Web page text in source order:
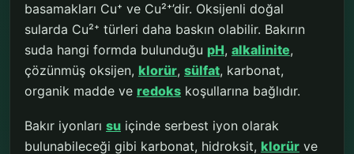
basamakları Cu⁺ ve Cu²⁺’dir. Oksijenli doğal
sularda Cu²⁺ türleri daha baskın olabilir. Bakırın
suda hangi formda bulunduğu pH, alkalinite,
çözünmüş oksijen, klorür, sülfat, karbonat,
organik madde ve redoks koşullarına bağlıdır.
Bakır iyonları su içinde serbest iyon olarak
bulunabileceği gibi karbonat, hidroksit, klorür ve